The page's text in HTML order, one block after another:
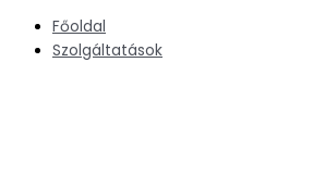
content
Főoldal
Szolgáltatások